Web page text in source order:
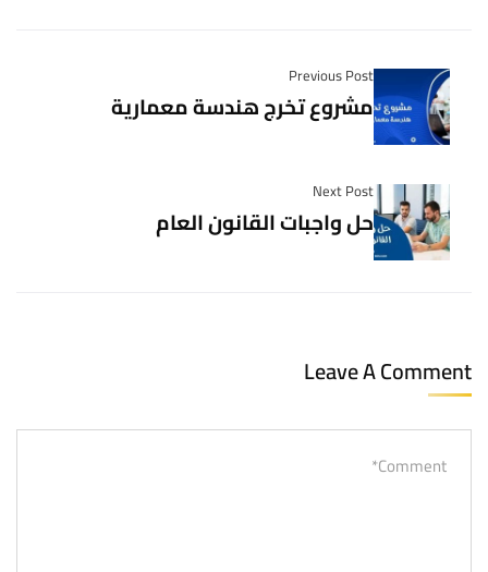
Previous Post
مشروع تخرج هندسة معمارية
Next Post
حل واجبات القانون العام
Leave A Comment